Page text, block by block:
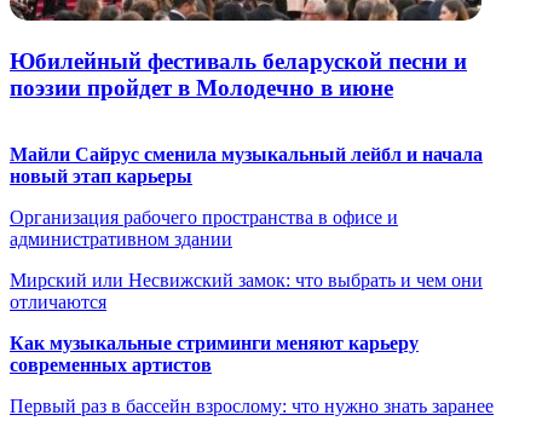
Юбилейный фестиваль беларуской песни и
поэзии пройдет в Молодечно в июне
Майли Сайрус сменила музыкальный лейбл и начала
новый этап карьеры
Организация рабочего пространства в офисе и
административном здании
Мирский или Несвижский замок: что выбрать и чем они
отличаются
Как музыкальные стриминги меняют карьеру
современных артистов
Первый раз в бассейн взрослому: что нужно знать заранее